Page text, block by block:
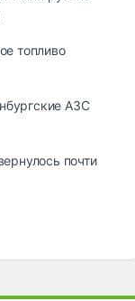
топливо
АЗС
почти